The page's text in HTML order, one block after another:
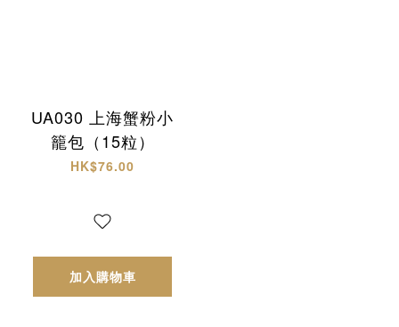
UA030 上海蟹粉小
籠包（15粒）
HK$76.00
加入購物車